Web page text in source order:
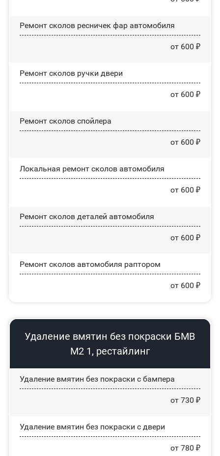
Ремонт сколов ресничек фар автомобиля
от 600 ₽
Ремонт сколов ручки двери
от 600 ₽
Ремонт сколов спойлера
от 600 ₽
Локальная ремонт сколов автомобиля
от 600 ₽
Ремонт сколов деталей автомобиля
от 600 ₽
Ремонт сколов автомобиля раптором
от 600 ₽
Удаление вмятин без покраски БМВ
М2 1, рестайлинг
Удаление вмятин без покраски с бампера
от 730 ₽
Удаление вмятин без покраски с двери
от 780 ₽